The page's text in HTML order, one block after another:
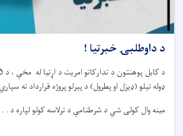
د داوطلبۍ خبرتیا !
ډوله تېلو (ډیزل او پطرول) د پېرلو پروژه قرارداد ته
مینه وال کولی شي د شرطنامې د ترلاسه کولو لپاره د .